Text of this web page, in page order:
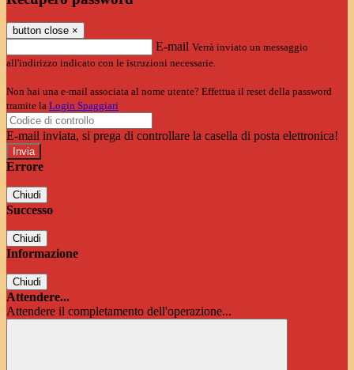
button close ×
E-mail Verrà inviato un messaggio
all'indirizzo indicato con le istruzioni necessarie.
Non hai una e-mail associata al nome utente? Effettua il reset della password
tramite la Login Spaggiari
E-mail inviata, si prega di controllare la casella di posta elettronica!
Errore
Chiudi
Successo
Chiudi
Informazione
Chiudi
Attendere...
Attendere il completamento dell'operazione...